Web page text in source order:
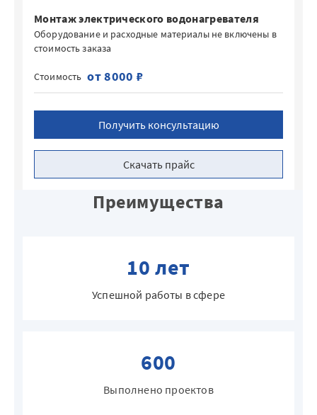
Монтаж электрического водонагревателя
Оборудование и расходные материалы не включены в
стоимость заказа
Стоимость от 8000 ₽
Получить консультацию
Скачать прайс
Преимущества
10 лет
Успешной работы в сфере
600
Выполнено проектов